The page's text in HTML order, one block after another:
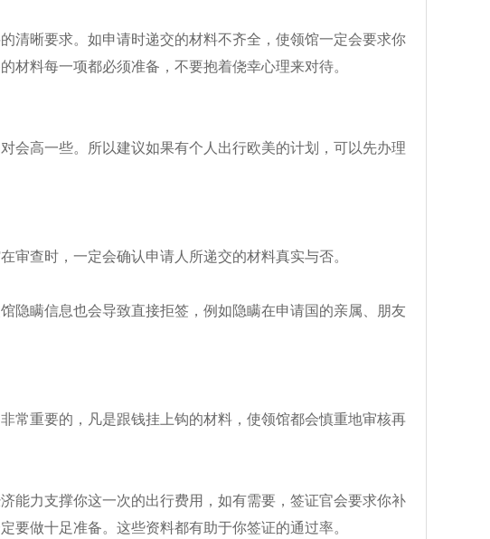
清晰要求。如申请时递交的材料不齐全，使领馆一定会要求你
料每一项都必须准备，不要抱着侥幸心理来对待。
会高一些。所以建议如果有个人出行欧美的计划，可以先办理
查时，一定会确认申请人所递交的材料真实与否。
隐瞒信息也会导致直接拒签，例如隐瞒在申请国的亲属、朋友
常重要的，凡是跟钱挂上钩的材料，使领馆都会慎重地审核再
能力支撑你这一次的出行费用，如有需要，签证官会要求你补
做十足准备。这些资料都有助于你签证的通过率。